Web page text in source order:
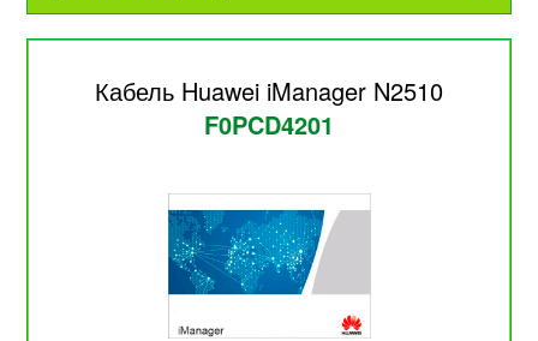
Кабель Huawei iManager N2510
F0PCD4201